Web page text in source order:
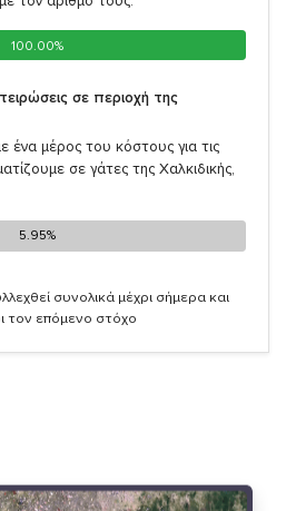
100.00%
100.00%
σε περιοχή της
ένα μέρος του κόστους για τις
σε γάτες της Χαλκιδικής,
5.95%
5.95%
συνολικά μέχρι σήμερα και
τον επόμενο στόχο